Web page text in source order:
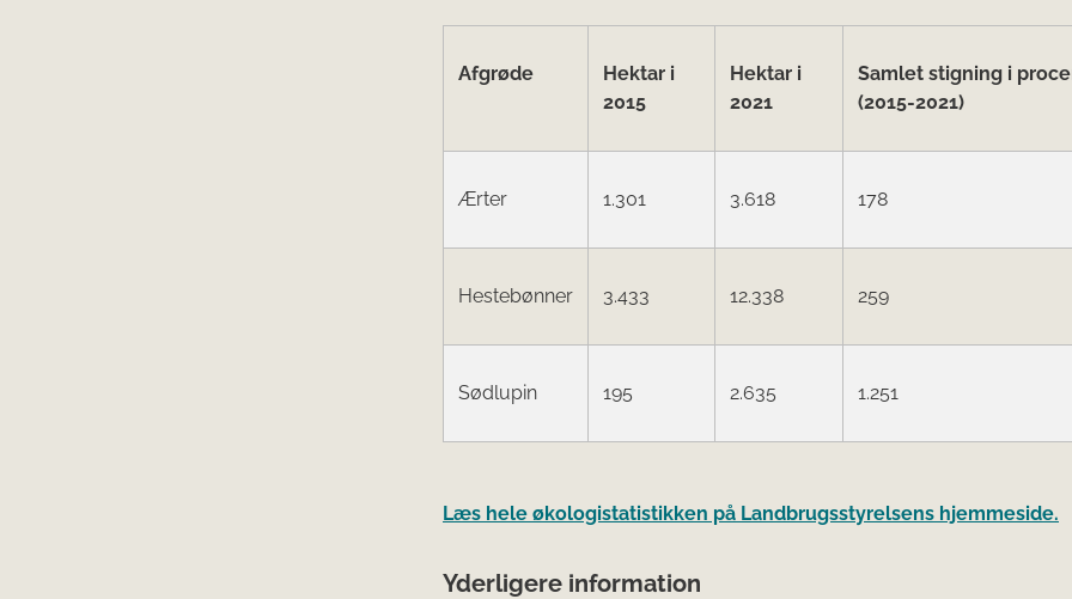
Afgrøde
Hektar i
2015
Hektar i
2021
Samlet stigning i
(2015-2021)
Ærter 1.301 3.618 178
Hestebønner 3.433 12.338 259
Sødlupin 195 2.635 1.251
Læs hele økologistatistikken på Landbrugsstyrelsens hjemmeside.
Yderligere information